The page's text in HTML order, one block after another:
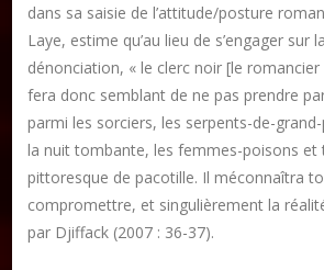
dans sa saisie de l’attitude/posture
Laye, estime qu’au lieu de s’engager sur
dénonciation, « le clerc noir [le romancier
fera donc semblant de ne pas prendre
parmi les sorciers, les serpents-de-
la nuit tombante, les femmes-poisons et
pittoresque de pacotille. Il méconnaîtra
compromettre, et singulièrement la
par Djiffack (2007 : 36-37).